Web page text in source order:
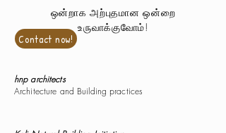
ஒன்றாக அற்புதமான ஒன்றை
உருவாக்குவோம்!
Contact now!
hnp architects
Architecture and Building practices